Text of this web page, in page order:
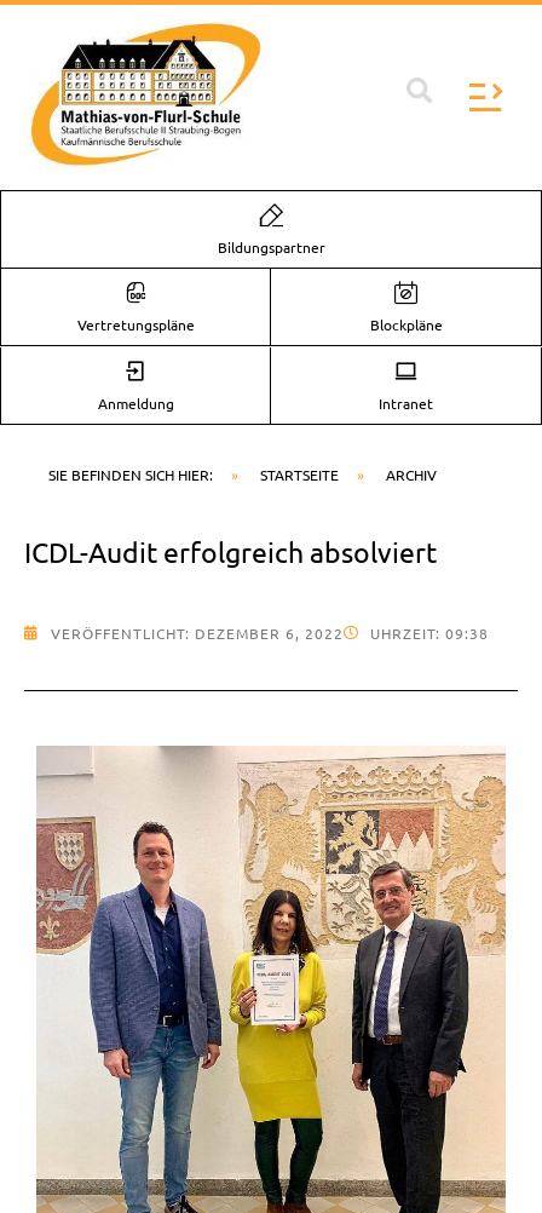
Zum
springen
Bildungspartner
Vertretungspläne Blockpläne
Anmeldung Intranet
SIE BEFINDEN SICH HIER: » STARTSEITE » ARCHIV
ICDL-Audit erfolgreich absolviert
VERÖFFENTLICHT: DEZEMBER 6, 2022 UHRZEIT: 09:38